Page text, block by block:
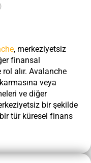
, merkeziyetsiz
finansal
alır. Avalanche
veya
ve diğer
bir şekilde
tür küresel finans